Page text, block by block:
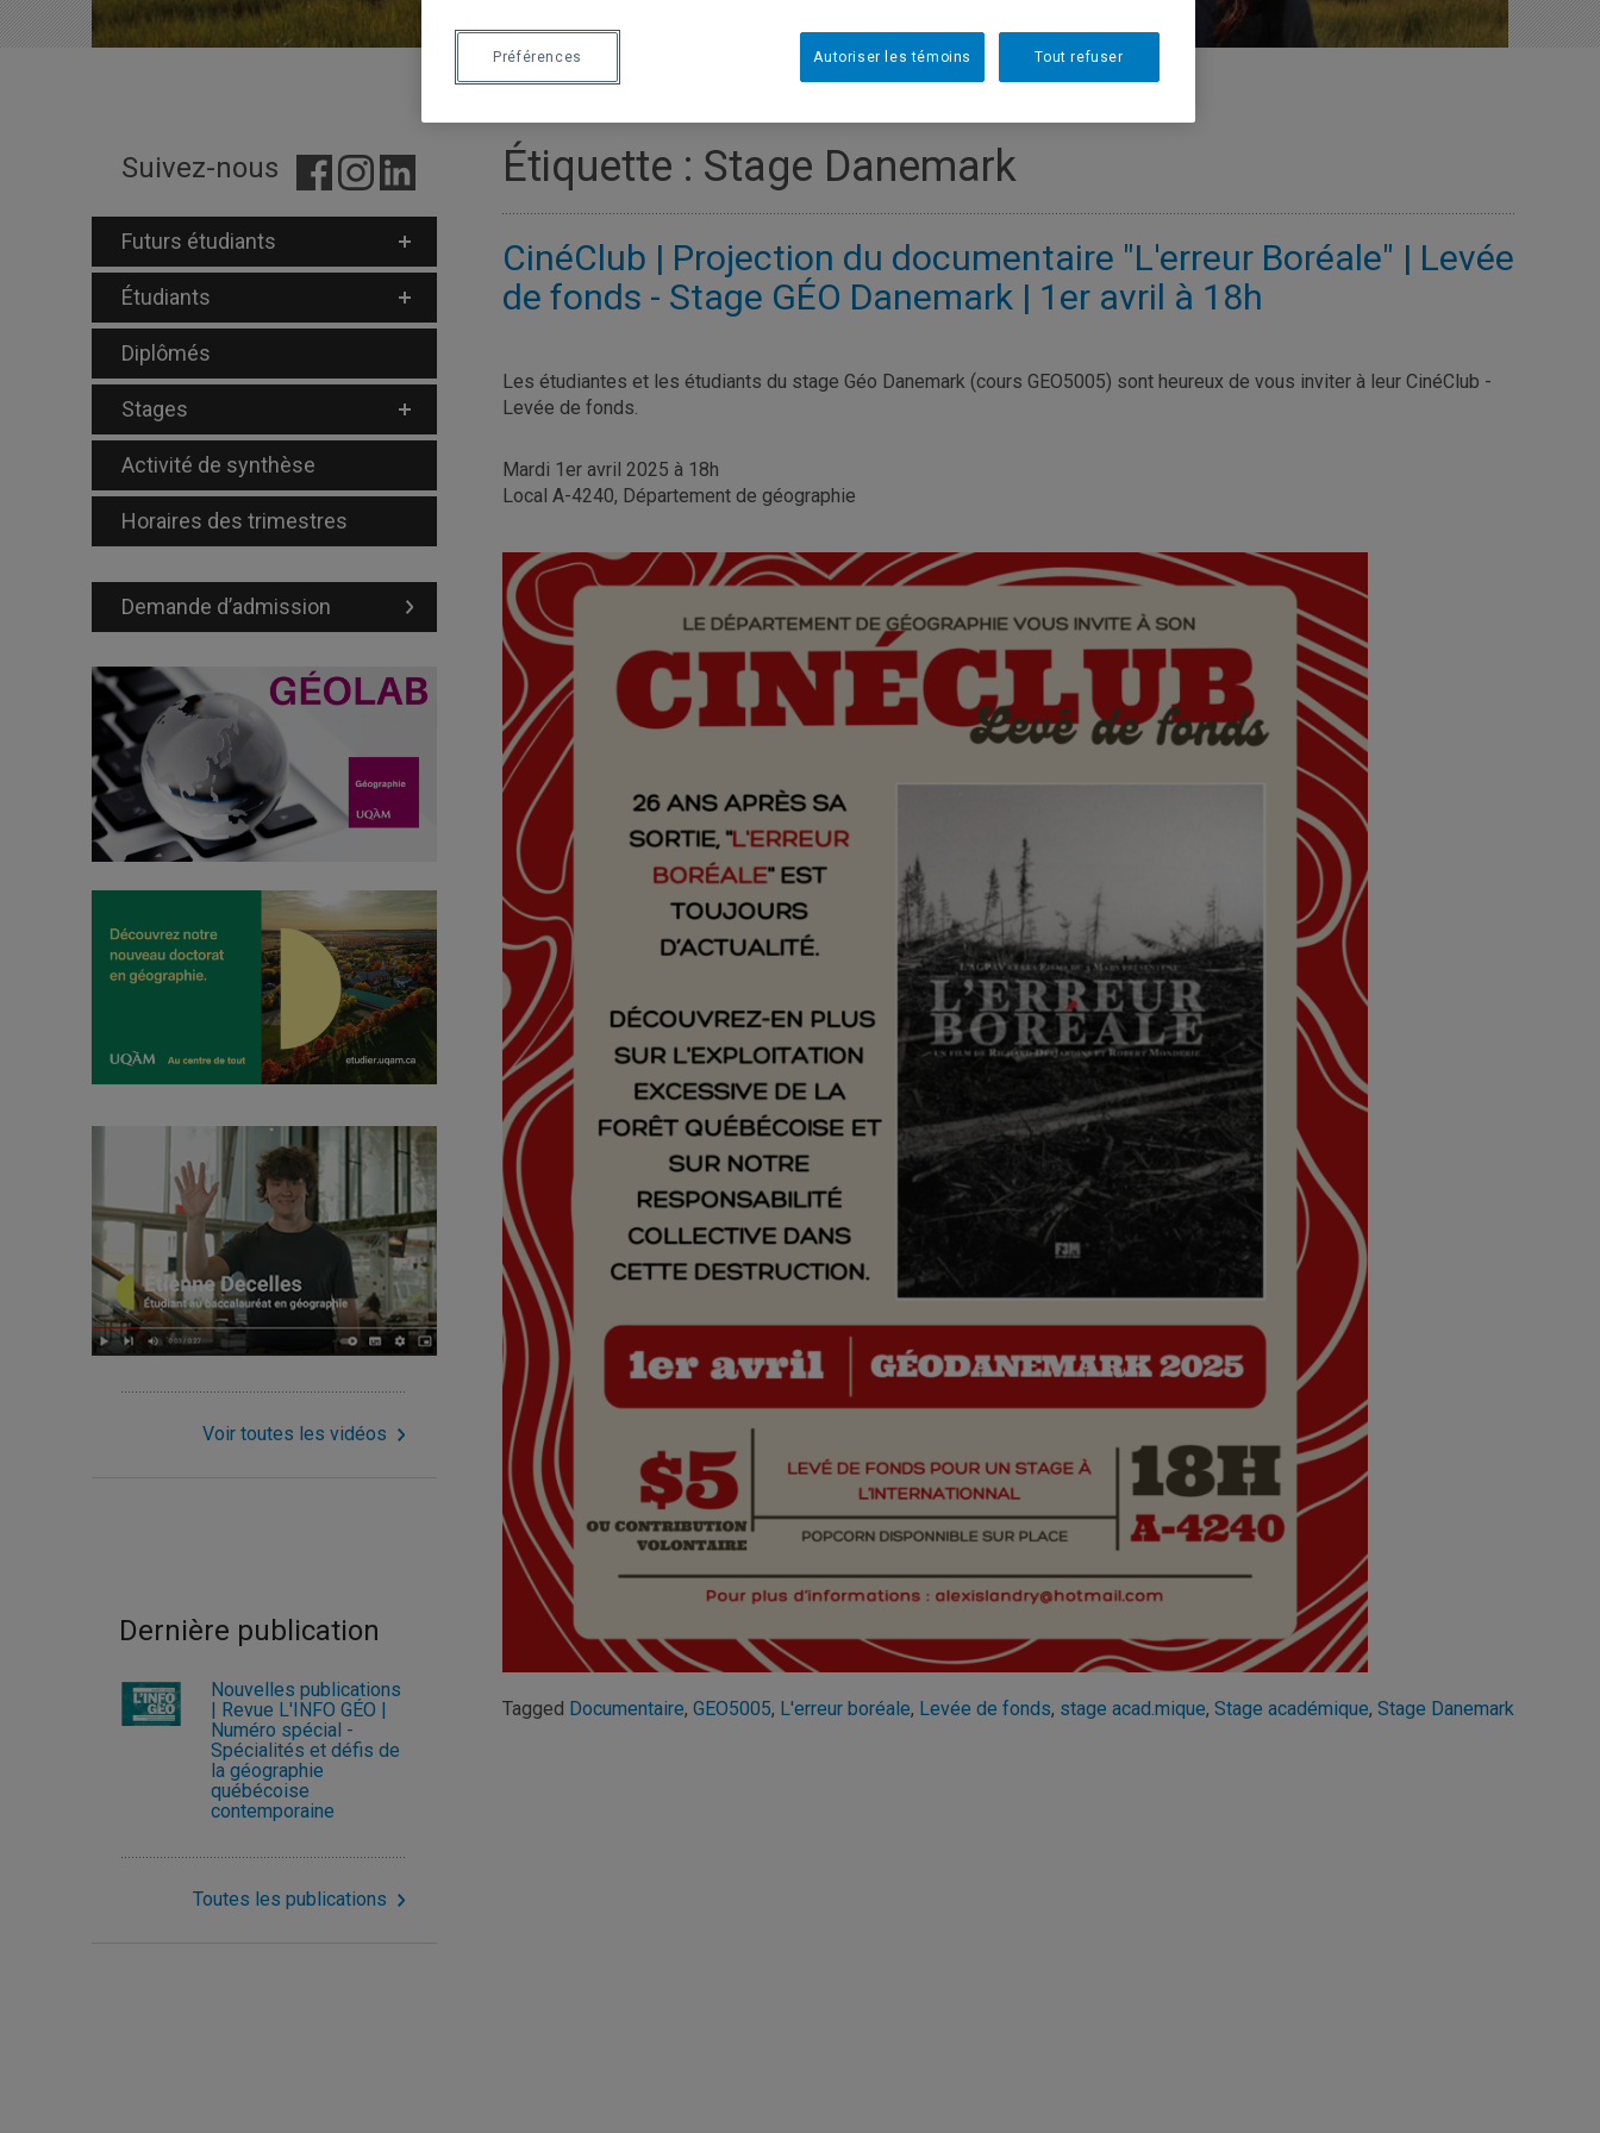
Suivez-nous
Futurs étudiants
Étudiants
Diplômés
Stages
Activité de synthèse
Horaires des trimestres
Demande d’admission
Voir toutes les vidéos
Dernière publication
Nouvelles publications
| Revue L'INFO GÉO |
Numéro spécial -
Spécialités et défis de
la géographie
québécoise
contemporaine
Toutes les publications
Étiquette : Stage Danemark
CinéClub | Projection du documentaire "L'erreur Boréale" | Levée
de fonds - Stage GÉO Danemark | 1er avril à 18h
Les étudiantes et les étudiants du stage Géo Danemark (cours GEO5005) sont heureux de vous inviter à leur CinéClub -
Levée de fonds.
Mardi 1er avril 2025 à 18h
Local A-4240, Département de géographie
Tagged Documentaire, GEO5005, L'erreur boréale, Levée de fonds, stage acad.mique, Stage académique, Stage Danemark
Tout refuser
Autoriser les témoins
Préférences